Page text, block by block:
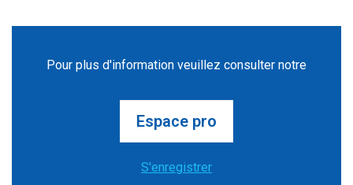
Pour plus d'information veuillez consulter notre
Espace pro
S'enregistrer